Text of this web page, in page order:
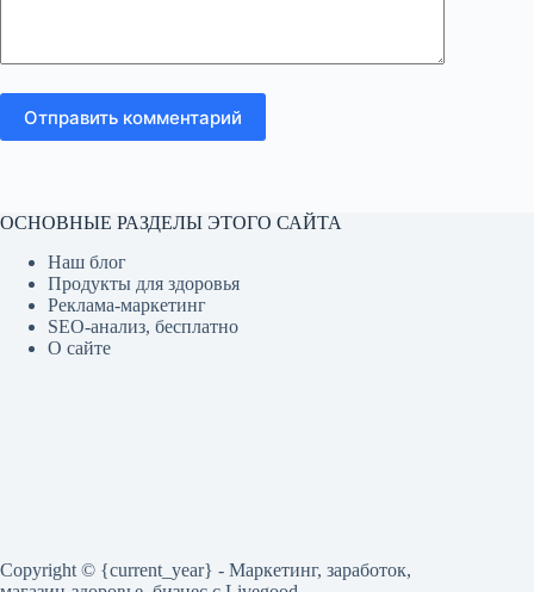
Отправить комментарий
ОСНОВНЫЕ РАЗДЕЛЫ ЭТОГО САЙТА
Наш блог
Продукты для здоровья
Реклама-маркетинг
SEO-анализ, бесплатно
О сайте
Copyright © {current_year} - Маркетинг, заработок,